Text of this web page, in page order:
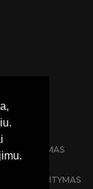
GRĄŽINIMAS
ATSISKAITYMAS